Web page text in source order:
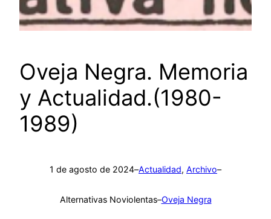
Oveja Negra. Memoria
y Actualidad.(1980-
1989)
1 de agosto de 2024–Actualidad, Archivo–
Alternativas Noviolentas–Oveja Negra